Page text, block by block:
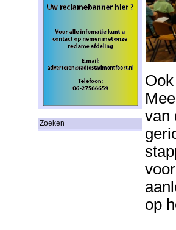
Zoeken
van
op